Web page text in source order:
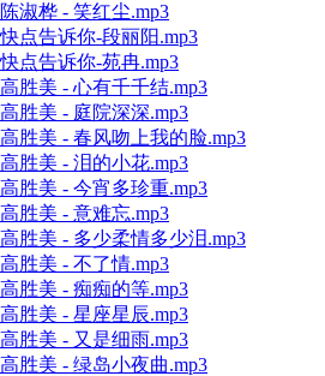
陈淑桦 - 笑红尘.mp3
快点告诉你-段丽阳.mp3
快点告诉你-苑冉.mp3
高胜美 - 心有千千结.mp3
高胜美 - 庭院深深.mp3
高胜美 - 春风吻上我的脸.mp3
高胜美 - 泪的小花.mp3
高胜美 - 今宵多珍重.mp3
高胜美 - 意难忘.mp3
高胜美 - 多少柔情多少泪.mp3
高胜美 - 不了情.mp3
高胜美 - 痴痴的等.mp3
高胜美 - 星座星辰.mp3
高胜美 - 又是细雨.mp3
高胜美 - 绿岛小夜曲.mp3